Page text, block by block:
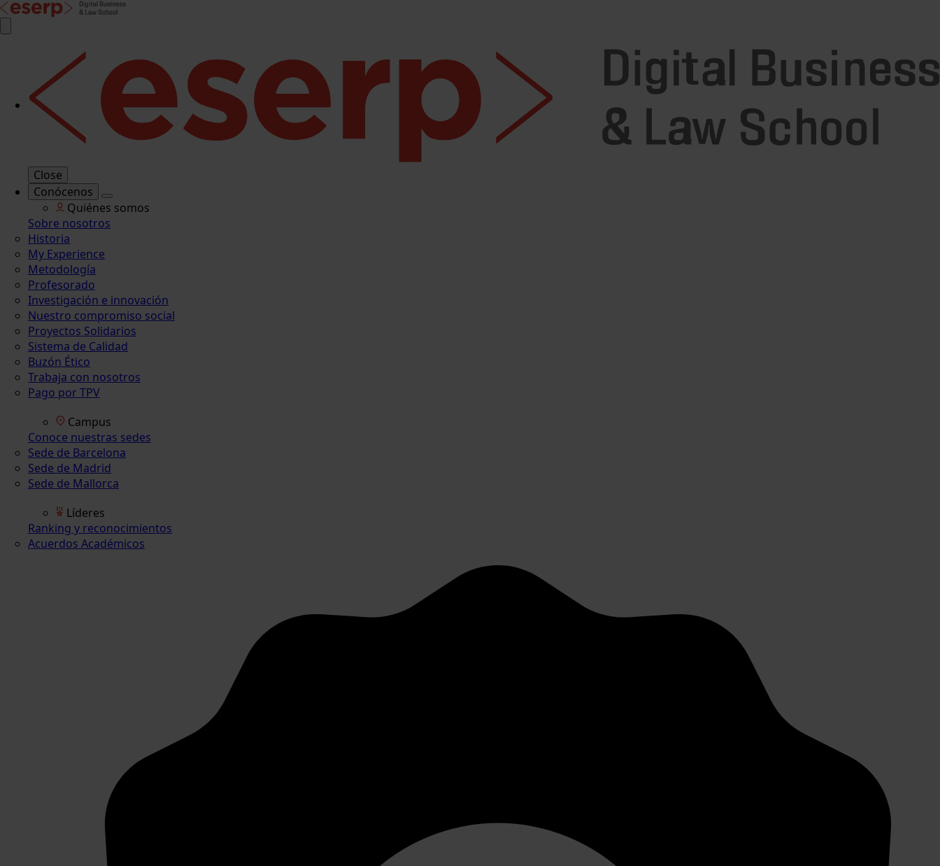
Close
Conócenos
Quiénes somos
Sobre nosotros
Historia
My Experience
Metodología
Profesorado
Investigación e innovación
Nuestro compromiso social
Proyectos Solidarios
Sistema de Calidad
Buzón Ético
Trabaja con nosotros
Pago por TPV
Campus
Conoce nuestras sedes
Sede de Barcelona
Sede de Madrid
Sede de Mallorca
Líderes
Ranking y reconocimientos
Acuerdos Académicos